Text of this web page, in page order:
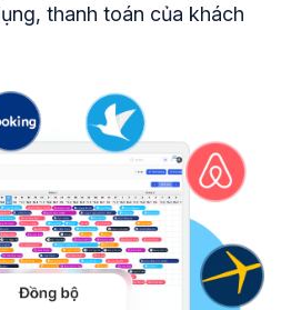
thanh toán của khách